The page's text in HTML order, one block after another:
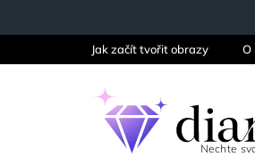
Jak začít tvořit obrazy O